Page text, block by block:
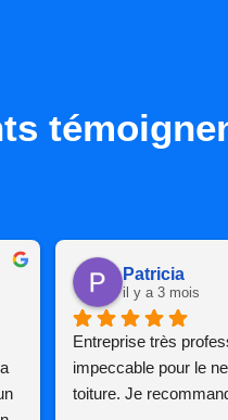
Patricia
il y a 3 mois
Entreprise très
impeccable pour le
toiture. Je